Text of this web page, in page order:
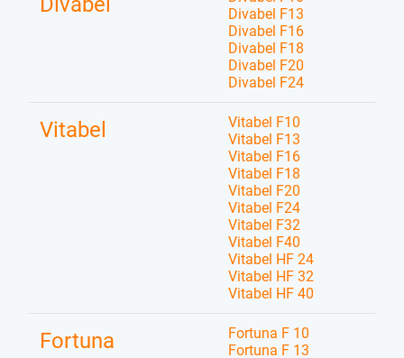
Divabel F13
Divabel F16
Divabel F18
Divabel F20
Divabel F24
Vitabel
Vitabel F10
Vitabel F13
Vitabel F16
Vitabel F18
Vitabel F20
Vitabel F24
Vitabel F32
Vitabel F40
Vitabel HF 24
Vitabel HF 32
Vitabel HF 40
Fortuna
Fortuna F 10
Fortuna F 13